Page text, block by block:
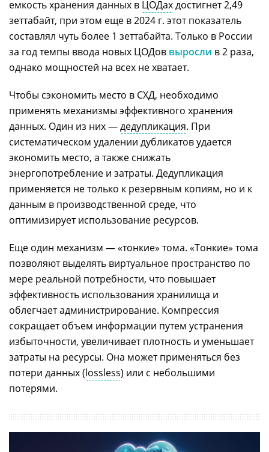
емкость хранения данных в ЦОДахдостигнет 2,49
зеттабайт, при этом еще в 2024 г. этот показатель
составлял чуть более 1 зеттабайта. Только в России
за год темпы ввода новых ЦОДов выросли в 2 раза,
однако мощностей на всех не хватает.
Чтобы сэкономить место в СХД, необходимо
применять механизмы эффективного хранения
данных. Один из них —дедупликация. При
систематическом удалении дубликатов удается
экономить место, а также снижать
энергопотребление и затраты. Дедупликация
применяется не только к резервным копиям, но и к
данным в производственной среде, что
оптимизирует использование ресурсов.
Еще один механизм — «тонкие» тома. «Тонкие» тома
позволяют выделять виртуальное пространство по
мере реальной потребности, что повышает
эффективность использования хранилища и
облегчает администрирование. Компрессия
сокращает объем информации путем устранения
избыточности, увеличивает плотность и уменьшает
затраты на ресурсы. Она может применяться без
потери данных (lossless) или с небольшими
потерями.